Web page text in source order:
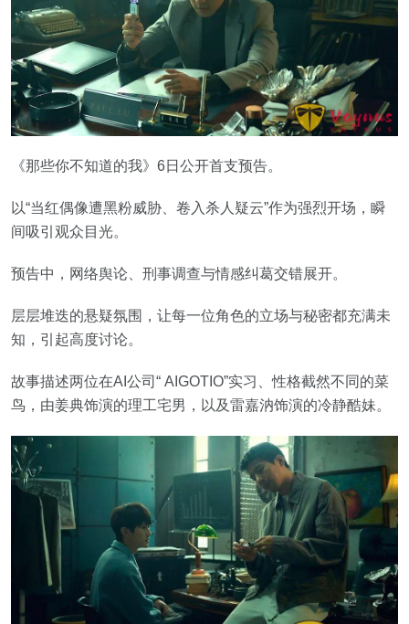
《那些你不知道的我》6日公开首支预告。
以“当红偶像遭黑粉威胁、卷入杀人疑云”作为强烈开场，瞬
间吸引观众目光。
预告中，网络舆论、刑事调查与情感纠葛交错展开。
层层堆迭的悬疑氛围，让每一位角色的立场与秘密都充满未
知，引起高度讨论。
故事描述两位在AI公司“ AIGOTIO”实习、性格截然不同的菜
鸟，由姜典饰演的理工宅男，以及雷嘉汭饰演的冷静酷妹。